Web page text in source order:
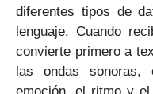
diferentes tipos de
lenguaje. Cuando
convierte primero a
las ondas
emoción, el ritmo y